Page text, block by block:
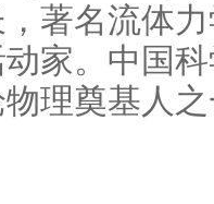
著名流体
家。中国
理奠基人